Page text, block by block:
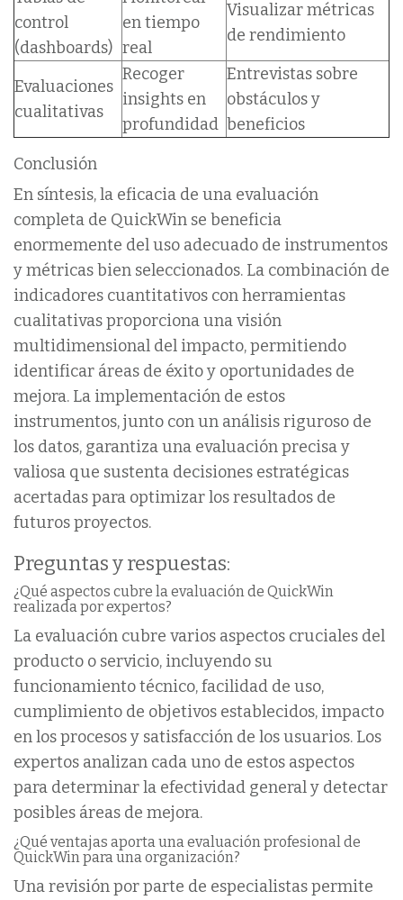
control
(dashboards)
en tiempo
real
Visualizar métricas
de rendimiento
Evaluaciones
cualitativas
Recoger
insights en
profundidad
Entrevistas sobre
obstáculos y
beneficios
Conclusión
En síntesis, la eficacia de una evaluación
completa de QuickWin se beneficia
enormemente del uso adecuado de instrumentos
y métricas bien seleccionados. La combinación de
indicadores cuantitativos con herramientas
cualitativas proporciona una visión
multidimensional del impacto, permitiendo
identificar áreas de éxito y oportunidades de
mejora. La implementación de estos
instrumentos, junto con un análisis riguroso de
los datos, garantiza una evaluación precisa y
valiosa que sustenta decisiones estratégicas
acertadas para optimizar los resultados de
futuros proyectos.
Preguntas y respuestas:
¿Qué aspectos cubre la evaluación de QuickWin
realizada por expertos?
La evaluación cubre varios aspectos cruciales del
producto o servicio, incluyendo su
funcionamiento técnico, facilidad de uso,
cumplimiento de objetivos establecidos, impacto
en los procesos y satisfacción de los usuarios. Los
expertos analizan cada uno de estos aspectos
para determinar la efectividad general y detectar
posibles áreas de mejora.
¿Qué ventajas aporta una evaluación profesional de
QuickWin para una organización?
Una revisión por parte de especialistas permite